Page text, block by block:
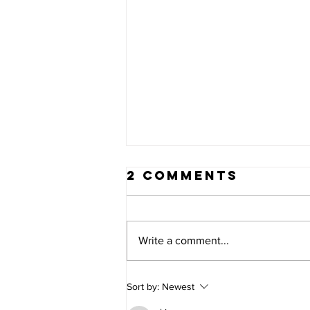
US WELCOME
2 Comments
Write a comment...
Sort by: Newest